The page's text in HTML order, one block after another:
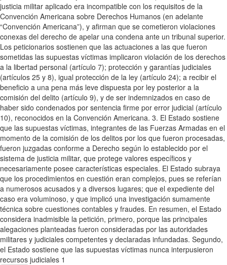
justicia militar aplicado era incompatible con los requisitos de la
Convención Americana sobre Derechos Humanos (en adelante
“Convención Americana”), y afirman que se cometieron violaciones
conexas del derecho de apelar una condena ante un tribunal superior.
Los peticionarios sostienen que las actuaciones a las que fueron
sometidas las supuestas víctimas implicaron violación de los derechos
a la libertad personal (artículo 7); protección y garantías judiciales
(artículos 25 y 8), igual protección de la ley (artículo 24); a recibir el
beneficio a una pena más leve dispuesta por ley posterior a la
comisión del delito (artículo 9), y de ser indemnizados en caso de
haber sido condenados por sentencia firme por error judicial (artículo
10), reconocidos en la Convención Americana. 3. El Estado sostiene
que las supuestas víctimas, integrantes de las Fuerzas Armadas en el
momento de la comisión de los delitos por los que fueron procesadas,
fueron juzgadas conforme a Derecho según lo establecido por el
sistema de justicia militar, que protege valores específicos y
necesariamente posee características especiales. El Estado subraya
que los procedimientos en cuestión eran complejos, pues se referían
a numerosos acusados y a diversos lugares; que el expediente del
caso era voluminoso, y que implicó una investigación sumamente
técnica sobre cuestiones contables y fraudes. En resumen, el Estado
considera inadmisible la petición, primero, porque las principales
alegaciones planteadas fueron consideradas por las autoridades
militares y judiciales competentes y declaradas infundadas. Segundo,
el Estado sostiene que las supuestas víctimas nunca interpusieron
recursos judiciales 1